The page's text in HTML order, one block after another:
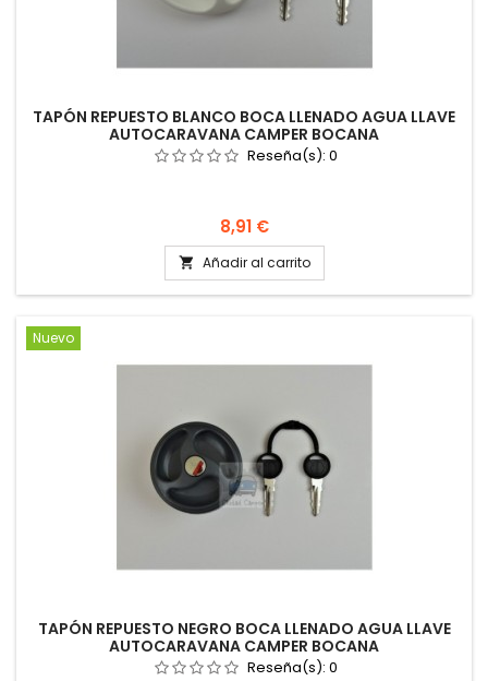
TAPÓN REPUESTO BLANCO BOCA LLENADO AGUA LLAVE
AUTOCARAVANA CAMPER BOCANA
Reseña(s): 0
Precio
8,91 €
 Añadir al carrito
Nuevo
TAPÓN REPUESTO NEGRO BOCA LLENADO AGUA LLAVE
AUTOCARAVANA CAMPER BOCANA
Reseña(s): 0